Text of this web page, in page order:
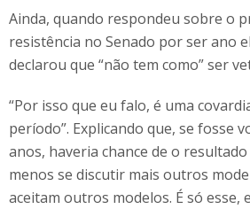
Ainda, quando respondeu sobre o
resistência no Senado por ser ano
declarou que “não tem como” ser
“Por isso que eu falo, é uma
período”. Explicando que, se fosse
anos, haveria chance de o
menos se discutir mais outros
aceitam outros modelos. É só esse,